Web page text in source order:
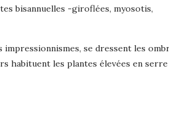
bisannuelles -giroflées, myosotis,
impressionnismes, se dressent les
habituent les plantes élevées en serre